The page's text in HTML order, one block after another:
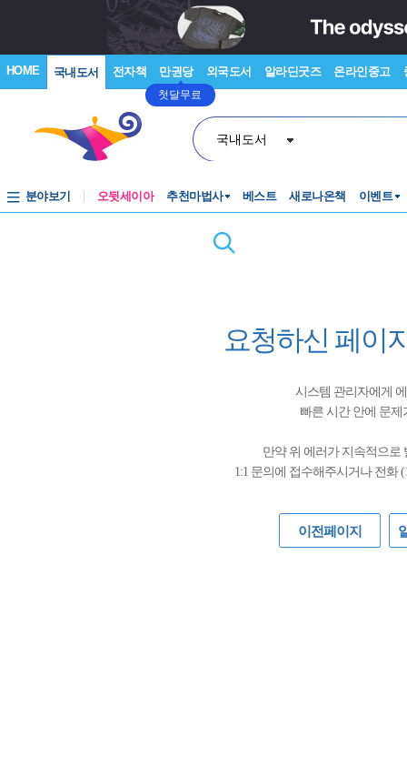
HOME 국내도서 전자책 만권당
첫달무료
외국도서 알라딘굿즈 온라인중고
국내도서
분야보기 오뒷세이아 추천마법사 베스트 새로나온책 이벤트
요청하신 페이
시스템 관리자에게
빠른 시간 안에 문
만약 위 에러가 지속적으로
1:1 문의에 접수해주시거나 전화 (
이전페이지